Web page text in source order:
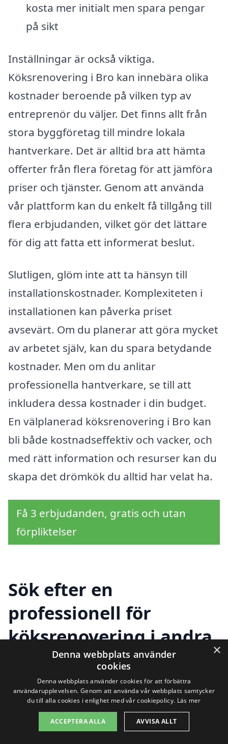
kosta mer initialt men spara pengar
på sikt
Inställningar är också viktiga.
Köksrenovering i Bro kan innebära olika
kostnader beroende på vilken typ av
entreprenör du väljer. Det finns allt från
stora byggföretag till mindre lokala
hantverkare. Det är alltid bra att hämta
offerter från flera företag för att jämföra
priser och tjänster. Genom att använda
vår plattform kan du enkelt få tillgång till
flera erbjudanden, vilket gör det lättare
för dig att fatta ett informerat beslut.
Slutligen, glöm inte att ta hänsyn till
installationskostnader. Komplexiteten i
installationen kan påverka priset
avsevärt. Om du planerar att göra mycket
av arbetet själv, kan du spara betydande
kostnader. Men om du anlitar
professionella hantverkare, se till att
inkludera dessa kostnader i din budget.
En välplanerad köksrenovering i Bro kan
bli både kostnadseffektiv och vacker, och
med rätt information och resurser kan du
skapa det drömkök du alltid har velat ha.
Få 3 erbjudanden, gratis och utan
förpliktelser
Sök efter en
professionell för
köksrenovering i andra
städer nära Bro
Att renovera ditt kök är en spännande
och viktig process som kan förvandla ditt
hem. Om du letar efter experter för
×
Denna webbplats använder
cookies
Denna webbplats använder cookies för att förbättra
användarupplevelsen. Genom att använda vår webbplats samtycker
du till alla cookies i enlighet med vår cookiepolicy. Läs mer
ACCEPTERA ALLA AVVISA ALLT